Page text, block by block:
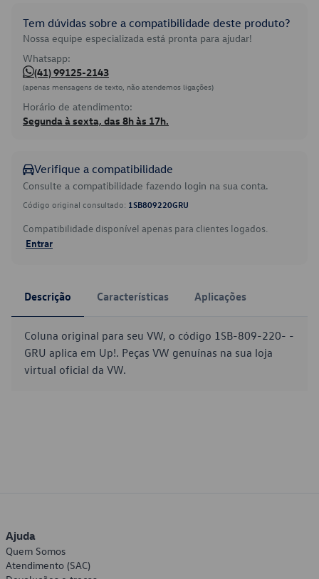
Tem dúvidas sobre a compatibilidade deste produto?
Nossa equipe especializada está pronta para ajudar!
Whatsapp:
(41) 99125-2143
(apenas mensagens de texto, não atendemos ligações)
Horário de atendimento:
Segunda à sexta, das 8h às 17h.
Verifique a compatibilidade
Consulte a compatibilidade fazendo login na sua conta.
Código original consultado: 1SB809220GRU
Compatibilidade disponível apenas para clientes logados.
Entrar
Descrição Características Aplicações
Coluna original para seu VW, o código 1SB-809-220- -
GRU aplica em Up!. Peças VW genuínas na sua loja
virtual oficial da VW.
Ajuda
Quem Somos
Atendimento (SAC)